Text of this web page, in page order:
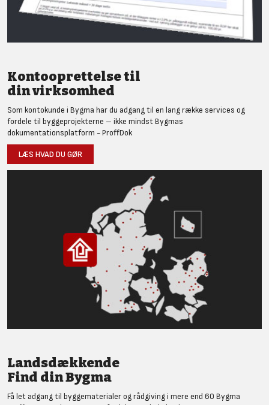
Kontooprettelse til
din virksomhed
Som kontokunde i Bygma har du adgang til en lang række services og
fordele til byggeprojekterne – ikke mindst Bygmas
dokumentationsplatform - ProffDok
LÆS HVAD DU GØR
Landsdækkende
Find din Bygma
Få let adgang til byggematerialer og rådgiving i mere end 60 Bygma